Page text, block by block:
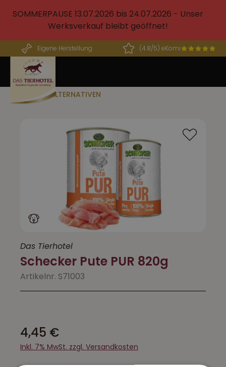
springen
SOMMERPAUSE 13.07.2026 bis 24.07.2026 - Unser
Werksverkauf bleibt geöffnet!
Eigene Herstellung (4.8/5) eKomi
BARF ALTERNATIVEN
Das Tierhotel
Schecker Pute PUR 820g
Artikelnr. S71003
4,45 €
Inkl. 7% MwSt. zzgl. Versandkosten